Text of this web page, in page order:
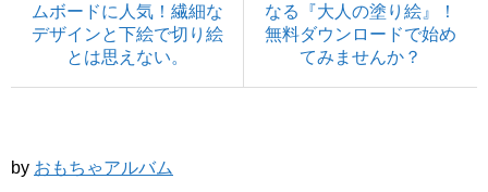
ムボードに人気！繊細な
デザインと下絵で切り絵
とは思えない。
なる『大人の塗り絵』！
無料ダウンロードで始め
てみませんか？
by おもちゃアルバム